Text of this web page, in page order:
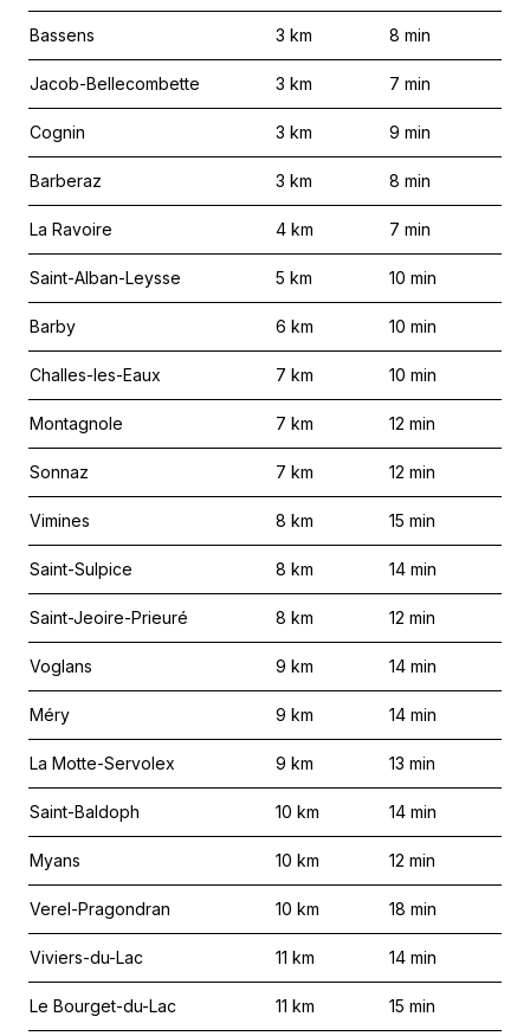
Bassens 3 km 8 min
Jacob-Bellecombette 3 km 7 min
Cognin 3 km 9 min
Barberaz 3 km 8 min
La Ravoire 4 km 7 min
Saint-Alban-Leysse 5 km 10 min
Barby 6 km 10 min
Challes-les-Eaux 7 km 10 min
Montagnole 7 km 12 min
Sonnaz 7 km 12 min
Vimines 8 km 15 min
Saint-Sulpice 8 km 14 min
Saint-Jeoire-Prieuré 8 km 12 min
Voglans 9 km 14 min
Méry 9 km 14 min
La Motte-Servolex 9 km 13 min
Saint-Baldoph 10 km 14 min
Myans 10 km 12 min
Verel-Pragondran 10 km 18 min
Viviers-du-Lac 11 km 14 min
Le Bourget-du-Lac 11 km 15 min